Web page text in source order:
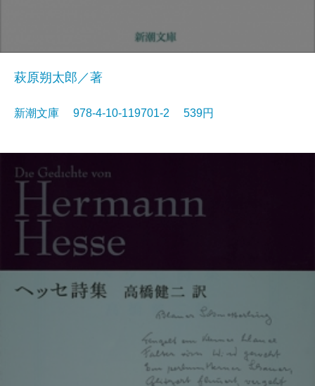
萩原朔太郎／著
新潮文庫 978-4-10-119701-2 539円